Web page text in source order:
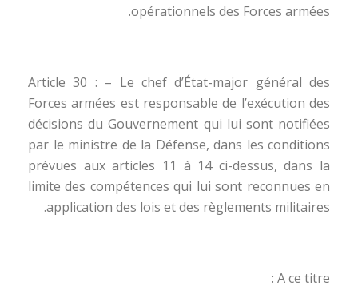
opérationnels des Forces armées.
Article 30 : – Le chef d’État-major général des
Forces armées est responsable de l’exécution des
décisions du Gouvernement qui lui sont notifiées
par le ministre de la Défense, dans les conditions
prévues aux articles 11 à 14 ci-dessus, dans la
limite des compétences qui lui sont reconnues en
application des lois et des règlements militaires.
A ce titre :